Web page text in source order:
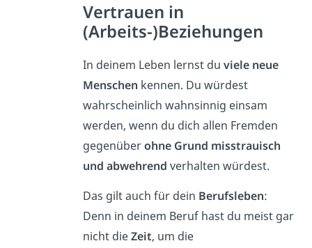
Vertrauen in
(Arbeits-)Beziehungen
In deinem Leben lernst du viele neue
Menschen kennen. Du würdest
wahrscheinlich wahnsinnig einsam
werden, wenn du dich allen Fremden
gegenüberohne Grund misstrauisch
und abwehrend verhalten würdest.
Das gilt auch für dein Berufsleben:
Denn in deinem Beruf hast du meist gar
nicht dieZeit, um die